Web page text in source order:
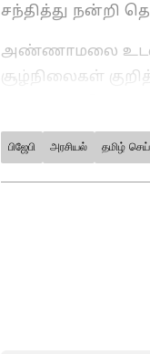
சந்தித்து நன்றி
அண்ணாமலை உடன்
சூழ்நிலைகள்
ABOUT THE
Ajmal Khan
பிஜேபி அரசியல் தமிழ்